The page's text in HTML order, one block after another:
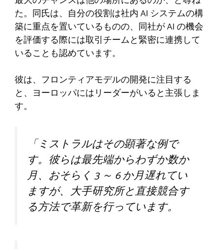
た。同氏は、自分の役割は社内 AI システムの構
築に重点を置いているものの、同社が AI の機会
を評価する際には取引チームと緊密に連携して
いることも認めています。
彼は、フロンティアモデルの開発に注目する
と、ヨーロッパにはリーダーがいると主張しま
す。
「ミストラルはその顕著な例で
す。彼らは最先端からわずか数か
月、おそらく 3 ～ 6 か月遅れてい
ますが、大手研究所と直接競合す
る方法で革新を行っています。